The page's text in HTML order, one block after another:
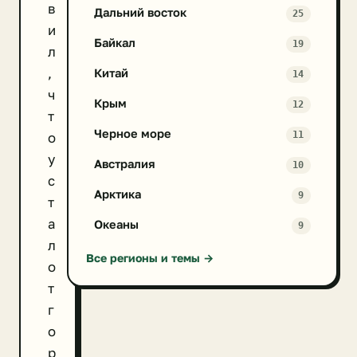
в
и
л
,
ч
т
о
у
с
т
а
л
о
т
г
о
р
Дальний восток 25
Байкал 19
Китай 14
Крым 12
Черное море 11
Австралия 10
Арктика 9
Океаны 9
Все регионы и темы →